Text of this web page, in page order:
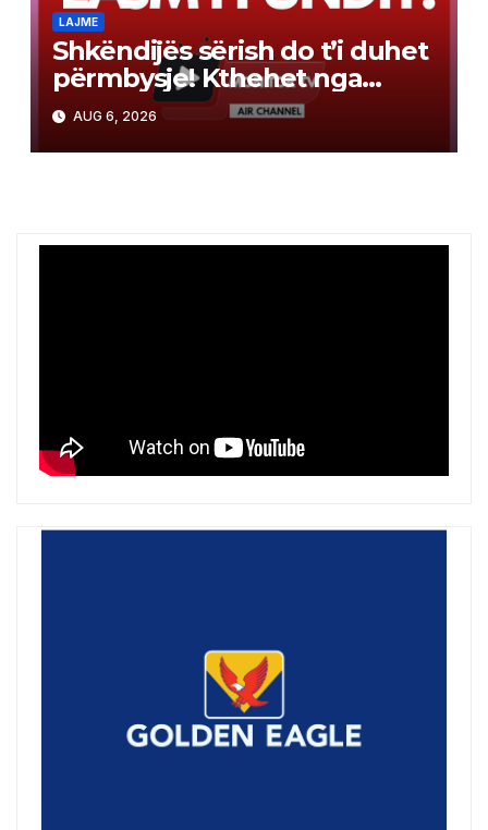
LAJME
Shkëndijës sërish do t’i duhet
përmbysje! Kthehet nga
Skocia me humbje minimale
2:1
AUG 6, 2026